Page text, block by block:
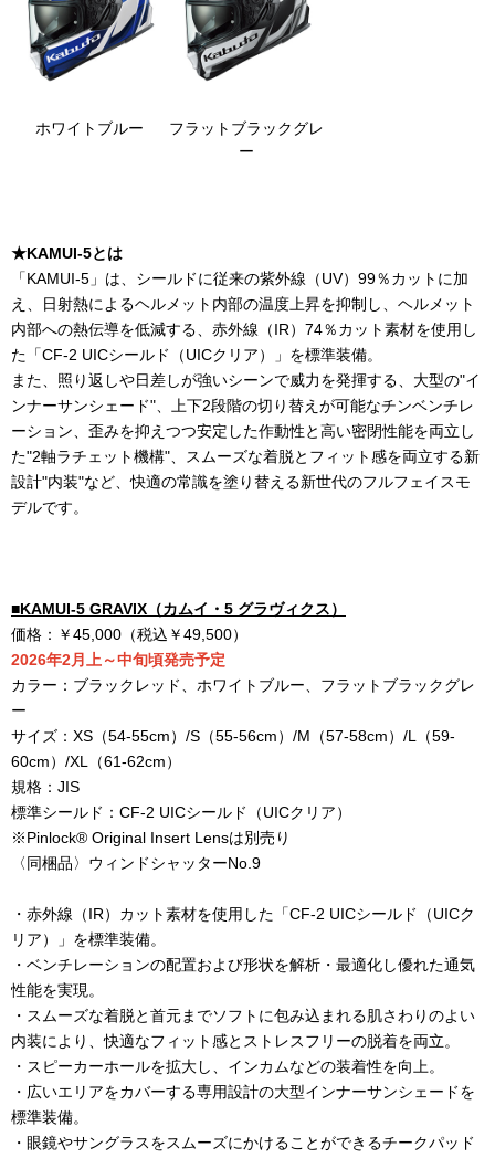
ホワイトブルー
フラットブラックグレ
ー
★KAMUI-5とは
「KAMUI-5 」は、シールドに従来の紫外線（UV） 99％カットに加
え、日射熱によるヘルメット内部の温度上昇を抑制し、ヘルメット
内部への熱伝導を低減する、赤外線（IR） 74％カット素材を使用し
た「CF-2 UICシールド（UICクリア）」を標準装備。
また、照り返しや日差しが強いシーンで威力を発揮する、大型の"イ
ンナーサンシェード"、上下2段階の切り替えが可能なチンベンチレ
ーション、歪みを抑えつつ安定した作動性と高い密閉性能を両立し
た"2軸ラチェット機構"、スムーズな着脱とフィット感を両立する新
設計"内装"など、快適の常識を塗り替える新世代のフルフェイスモ
デルです。
■KAMUI-5 GRAVIX （カムイ・ 5 グラヴィクス）
価格：￥45,000 （税込￥49,500）
2026年2月上～中旬頃発売予定
カラー：ブラックレッド、ホワイトブルー、フラットブラックグレ
ー
サイズ： XS （54-55cm） /S （55-56cm） /M （57-58cm） /L （59-
60cm） /XL （61-62cm）
規格： JIS
標準シールド： CF-2 UICシールド（UICクリア）
※Pinlock® Original Insert Lensは別売り
〈同梱品〉ウィンドシャッターNo.9
・赤外線（IR）カット素材を使用した「CF-2 UICシールド（UICク
リア）」を標準装備。
・ベンチレーションの配置および形状を解析・最適化し優れた通気
性能を実現。
・スムーズな着脱と首元までソフトに包み込まれる肌さわりのよい
内装により、快適なフィット感とストレスフリーの脱着を両立。
・スピーカーホールを拡大し、インカムなどの装着性を向上。
・広いエリアをカバーする専用設計の大型インナーサンシェードを
標準装備。
・眼鏡やサングラスをスムーズにかけることができるチークパッド